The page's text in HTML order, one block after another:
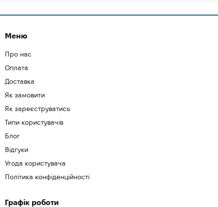
Меню
Про нас
Оплата
Доставка
Як замовити
Як зареєструватись
Типи користувачів
Блог
Відгуки
Угода користувача
Політика конфіденційності
Графік роботи